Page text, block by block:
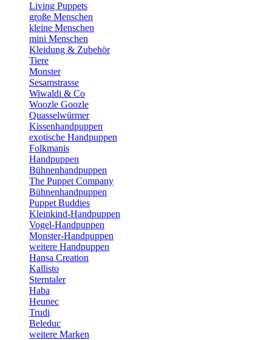
Living Puppets
große Menschen
kleine Menschen
mini Menschen
Kleidung & Zubehör
Tiere
Monster
Sesamstrasse
Wiwaldi & Co
Woozle Goozle
Quasselwürmer
Kissenhandpuppen
exotische Handpuppen
Folkmanis
Handpuppen
Bühnenhandpuppen
The Puppet Company
Bühnenhandpuppen
Puppet Buddies
Kleinkind-Handpuppen
Vogel-Handpuppen
Monster-Handpuppen
weitere Handpuppen
Hansa Creation
Kallisto
Sterntaler
Haba
Heunec
Trudi
Beleduc
weitere Marken